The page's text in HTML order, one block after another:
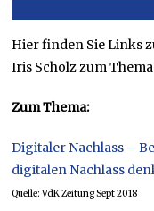
Hier finden Sie Links
Iris Scholz zum
Zum Thema:
Digitaler Nachlass –
digitalen Nachlass
Quelle: VdK Zeitung Sept 2018